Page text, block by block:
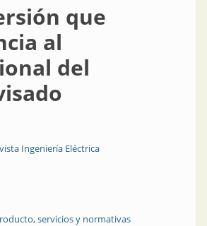
que
al
del
Ingeniería Eléctrica
servicios y normativas